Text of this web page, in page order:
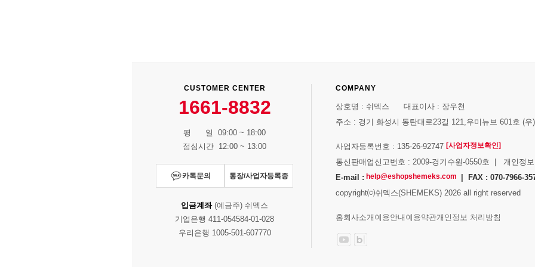
CUSTOMER CENTER
1661-8832
평 일 09:00 ~ 18:00
점심시간 12:00 ~ 13:00
카톡문의 통장/사업자등록증
입금계좌(예금주) 쉬멕스
기업은행 411-054584-01-028
우리은행 1005-501-607770
COMPANY
상호명 : 쉬멕스 대표이사 : 장우천
주소 : 경기 화성시 동탄대로23길 121,우미뉴브 601호 (우
사업자등록번호 : 135-26-92747 [사업자정보확인]
통신판매업신고번호 : 2009-경기수원-0550호 | 개인정
E-mail : help@eshopshemeks.com
| FAX : 070-7966-
copyright⒞쉬멕스(SHEMEKS) 2026 all right reserved
홈회사소개 이용안내 이용약관개인정보 처리방침